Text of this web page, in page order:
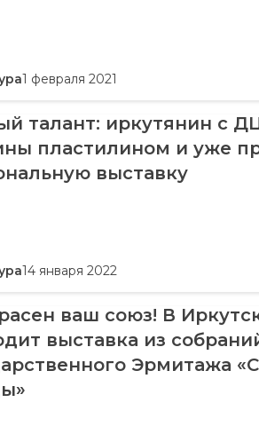
1 февраля 2021
талант: иркутянин с
пластилином и уже
выставку
14 января 2022
ваш союз! В
выставка из
Эрмитажа